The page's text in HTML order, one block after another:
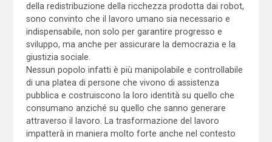
della redistribuzione della ricchezza prodotta dai robot,
sono convinto che il lavoro umano sia necessario e
indispensabile, non solo per garantire progresso e
sviluppo, ma anche per assicurare la democrazia e la
giustizia sociale.
Nessun popolo infatti è più manipolabile e controllabile
di una platea di persone che vivono di assistenza
pubblica e costruiscono la loro identità su quello che
consumano anziché su quello che sanno generare
attraverso il lavoro. La trasformazione del lavoro
impatterà in maniera molto forte anche nel contesto